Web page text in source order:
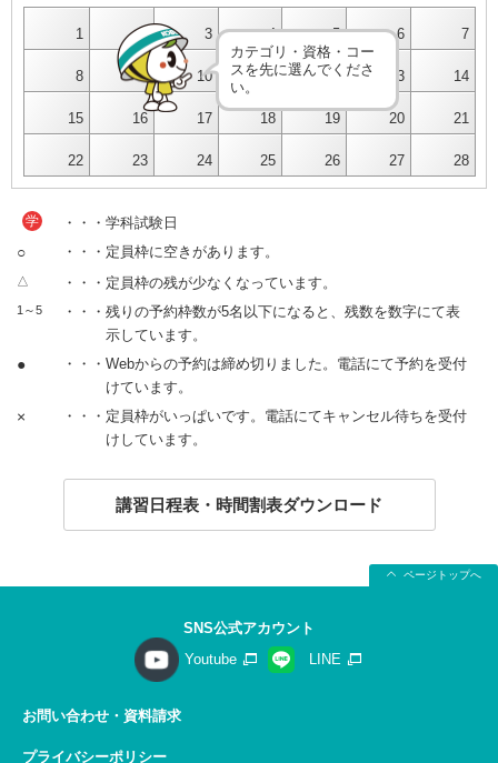
1 2 3 4 5 6 7
8 9 10 11 12 13 14
15 16 17 18 19 20 21
22 23 24 25 26 27 28
カテゴリ・資格・コー
スを先に選んでくださ
い。
学 ・・・学科試験日
○ ・・・定員枠に空きがあります。
△ ・・・定員枠の残が少なくなっています。
1～5
・・・残りの予約枠数が5名以下になると、残数を数字にて表
示しています。
●
・・・Webからの予約は締め切りました。電話にて予約を受付
けています。
×
・・・定員枠がいっぱいです。電話にてキャンセル待ちを受付
けしています。
講習日程表・時間割表ダウンロード
ページトップへ
SNS公式アカウント
Youtube
LINE
お問い合わせ・資料請求
プライバシーポリシー